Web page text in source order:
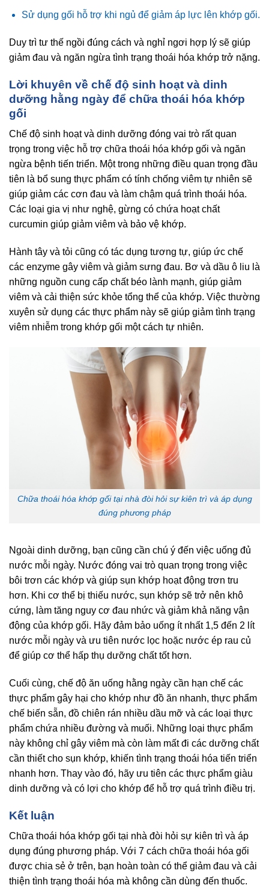
Sử dụng gối hỗ trợ khi ngủ để giảm áp lực lên khớp gối.
Duy trì tư thế ngồi đúng cách và nghỉ ngơi hợp lý sẽ giúp
giảm đau và ngăn ngừa tình trạng thoái hóa khớp trở nặng.
Lời khuyên về chế độ sinh hoạt và dinh
dưỡng hằng ngày để chữa thoái hóa khớp
gối
Chế độ sinh hoạt và dinh dưỡng đóng vai trò rất quan
trọng trong việc hỗ trợ chữa thoái hóa khớp gối và ngăn
ngừa bệnh tiến triển. Một trong những điều quan trọng đầu
tiên là bổ sung thực phẩm có tính chống viêm tự nhiên sẽ
giúp giảm các cơn đau và làm chậm quá trình thoái hóa.
Các loại gia vị như nghệ, gừng có chứa hoạt chất
curcumin giúp giảm viêm và bảo vệ khớp.
Hành tây và tỏi cũng có tác dụng tương tự, giúp ức chế
các enzyme gây viêm và giảm sưng đau. Bơ và dầu ô liu là
những nguồn cung cấp chất béo lành mạnh, giúp giảm
viêm và cải thiện sức khỏe tổng thể của khớp. Việc thường
xuyên sử dụng các thực phẩm này sẽ giúp giảm tình trạng
viêm nhiễm trong khớp gối một cách tự nhiên.
Chữa thoái hóa khớp gối tại nhà đòi hỏi sự kiên trì và áp dụng
đúng phương pháp
Ngoài dinh dưỡng, bạn cũng cần chú ý đến việc uống đủ
nước mỗi ngày. Nước đóng vai trò quan trọng trong việc
bôi trơn các khớp và giúp sụn khớp hoạt động trơn tru
hơn. Khi cơ thể bị thiếu nước, sụn khớp sẽ trở nên khô
cứng, làm tăng nguy cơ đau nhức và giảm khả năng vận
động của khớp gối. Hãy đảm bảo uống ít nhất 1,5 đến 2 lít
nước mỗi ngày và ưu tiên nước lọc hoặc nước ép rau củ
để giúp cơ thể hấp thụ dưỡng chất tốt hơn.
Cuối cùng, chế độ ăn uống hằng ngày cần hạn chế các
thực phẩm gây hại cho khớp như đồ ăn nhanh, thực phẩm
chế biến sẵn, đồ chiên rán nhiều dầu mỡ và các loại thực
phẩm chứa nhiều đường và muối. Những loại thực phẩm
này không chỉ gây viêm mà còn làm mất đi các dưỡng chất
cần thiết cho sụn khớp, khiến tình trạng thoái hóa tiến triển
nhanh hơn. Thay vào đó, hãy ưu tiên các thực phẩm giàu
dinh dưỡng và có lợi cho khớp để hỗ trợ quá trình điều trị.
Kết luận
Chữa thoái hóa khớp gối tại nhà đòi hỏi sự kiên trì và áp
dụng đúng phương pháp. Với 7 cách chữa thoái hóa gối
được chia sẻ ở trên, bạn hoàn toàn có thể giảm đau và cải
thiện tình trạng thoái hóa mà không cần dùng đến thuốc.